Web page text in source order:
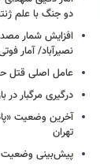
دو جنگ با علم
افزایش شمار
نصیرآباد/ آمار
عامل اصلی قتل
درگیری مرگبار در
تهران
پیش‌بینی وضعیت